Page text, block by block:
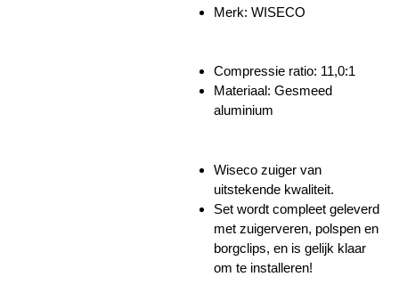
Merk: WISECO
Compressie ratio: 11,0:1
Materiaal: Gesmeed
aluminium
Wiseco zuiger van
uitstekende kwaliteit.
Set wordt compleet geleverd
met zuigerveren, polspen en
borgclips, en is gelijk klaar
om te installeren!